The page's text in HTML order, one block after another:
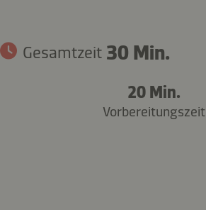
Gesamtzeit 30 Min.
20 Min.
Vorbereitungszeit